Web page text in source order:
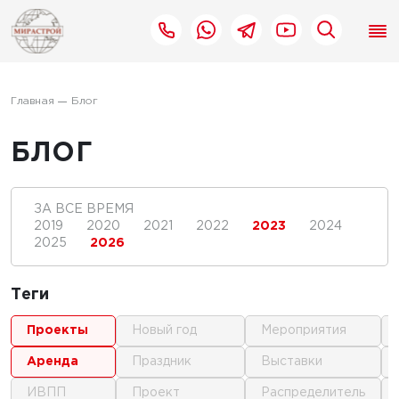
Главная Блог
БЛОГ
ЗА ВСЕ ВРЕМЯ
2019
2020 2021 2022 2023
2024
2025
2026
Теги
проекты
аренда
ИВПП
новый год
праздник
проект
мероприятия
выставки
распределитель